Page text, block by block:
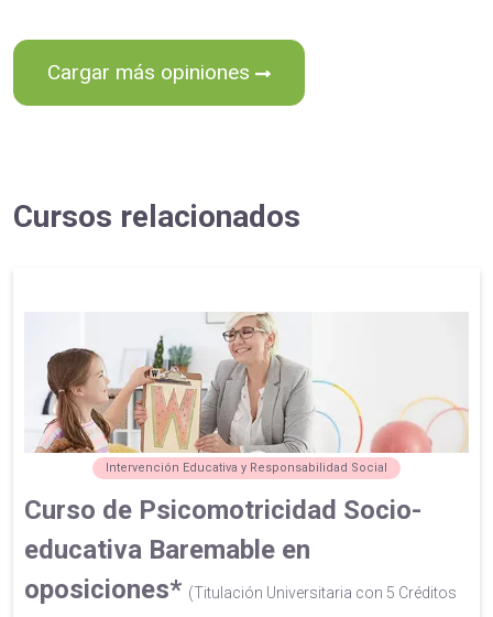
Cargar más opiniones
Cursos relacionados
Intervención Educativa y Responsabilidad Social
Curso de Psicomotricidad Socio-
educativa Baremable en
oposiciones* (Titulación Universitaria con 5 Créditos